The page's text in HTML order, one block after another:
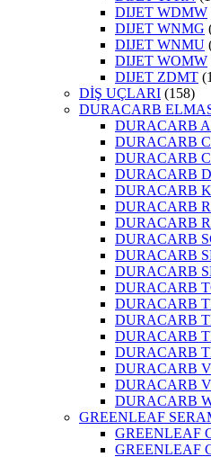
DIJET WDMW
DIJET WNMG
DIJET WNMU
DIJET WOMW
DIJET ZDMT
DİŞ UÇLARI (158)
DURACARB
DURACARB
DURACARB
DURACARB
DURACARB
DURACARB
DURACARB
DURACARB
DURACARB
DURACARB
DURACARB
DURACARB
DURACARB
DURACARB
DURACARB
DURACARB
DURACARB
DURACARB
DURACARB
GREENLEAF
GREENLEAF
GREENLEAF